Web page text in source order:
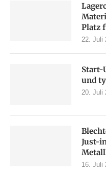
Platz
22. Juli
Start-
und
20. Juli
Just-
16. Juli